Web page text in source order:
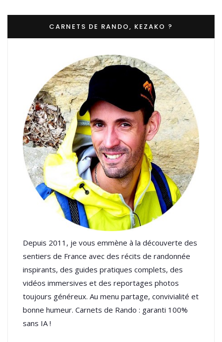
CARNETS DE RANDO, KEZAKO ?
Depuis 2011, je vous emmène à la découverte des
sentiers de France avec des récits de randonnée
inspirants, des guides pratiques complets, des
vidéos immersives et des reportages photos
toujours généreux. Au menu partage, convivialité et
bonne humeur. Carnets de Rando : garanti 100%
sans IA !